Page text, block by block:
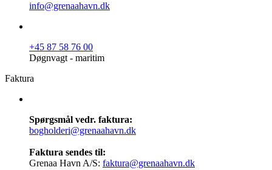
info@grenaahavn.dk
+45 87 58 76 00
Døgnvagt - maritim
Faktura
Spørgsmål vedr. faktura:
bogholderi@grenaahavn.dk
Faktura sendes til:
Grenaa Havn A/S: faktura@grenaahavn.dk